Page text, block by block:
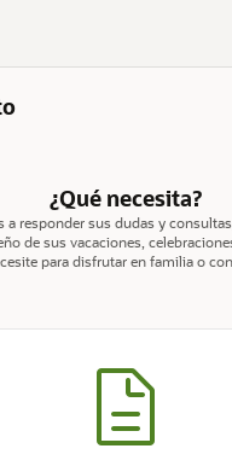
¿Qué necesita?
a responder sus dudas y
de sus vacaciones,
para disfrutar en familia o